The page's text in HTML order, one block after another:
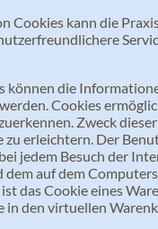
Cookies kann die
können die
Cookies
Zweck
erleichtern. Der
jedem Besuch der
auf dem
das Cookie eines
in den virtuellen